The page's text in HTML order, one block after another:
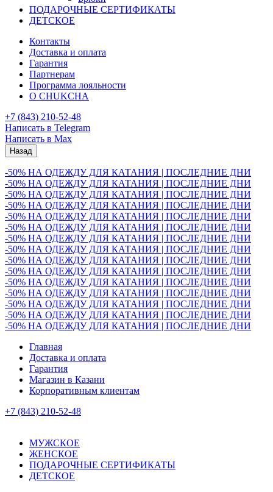
ПОДАРОЧНЫЕ СЕРТИФИКАТЫ
ДЕТСКОЕ
Контакты
Доставка и оплата
Гарантия
Партнерам
Программа лояльности
О CHUKCHA
+7 (843) 210-52-48
Написать в Telegram
Написать в Max
Назад
-50% НА ОДЕЖДУ ДЛЯ КАТАНИЯ | ПОСЛЕДНИЕ ДНИ
-50% НА ОДЕЖДУ ДЛЯ КАТАНИЯ | ПОСЛЕДНИЕ ДНИ
-50% НА ОДЕЖДУ ДЛЯ КАТАНИЯ | ПОСЛЕДНИЕ ДНИ
-50% НА ОДЕЖДУ ДЛЯ КАТАНИЯ | ПОСЛЕДНИЕ ДНИ
-50% НА ОДЕЖДУ ДЛЯ КАТАНИЯ | ПОСЛЕДНИЕ ДНИ
-50% НА ОДЕЖДУ ДЛЯ КАТАНИЯ | ПОСЛЕДНИЕ ДНИ
-50% НА ОДЕЖДУ ДЛЯ КАТАНИЯ | ПОСЛЕДНИЕ ДНИ
-50% НА ОДЕЖДУ ДЛЯ КАТАНИЯ | ПОСЛЕДНИЕ ДНИ
-50% НА ОДЕЖДУ ДЛЯ КАТАНИЯ | ПОСЛЕДНИЕ ДНИ
-50% НА ОДЕЖДУ ДЛЯ КАТАНИЯ | ПОСЛЕДНИЕ ДНИ
-50% НА ОДЕЖДУ ДЛЯ КАТАНИЯ | ПОСЛЕДНИЕ ДНИ
-50% НА ОДЕЖДУ ДЛЯ КАТАНИЯ | ПОСЛЕДНИЕ ДНИ
-50% НА ОДЕЖДУ ДЛЯ КАТАНИЯ | ПОСЛЕДНИЕ ДНИ
-50% НА ОДЕЖДУ ДЛЯ КАТАНИЯ | ПОСЛЕДНИЕ ДНИ
-50% НА ОДЕЖДУ ДЛЯ КАТАНИЯ | ПОСЛЕДНИЕ ДНИ
Главная
Доставка и оплата
Гарантия
Магазин в Казани
Корпоративным клиентам
+7 (843) 210-52-48
МУЖСКОЕ
ЖЕНСКОЕ
ПОДАРОЧНЫЕ СЕРТИФИКАТЫ
ДЕТСКОЕ